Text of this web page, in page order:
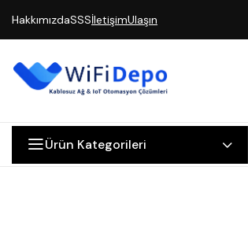
HakkımızdaSSSİletişimUlaşın
Ürün Kategorileri